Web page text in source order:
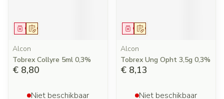
Op voorschrift
Geneesmiddel
Alcon
Tobrex Collyre 5ml 0,3%
€ 8,80
Niet beschikbaar
Op voorschrift
Geneesmiddel
Alcon
Tobrex Ung Opht 3,5g 0,3%
€ 8,13
Niet beschikbaar